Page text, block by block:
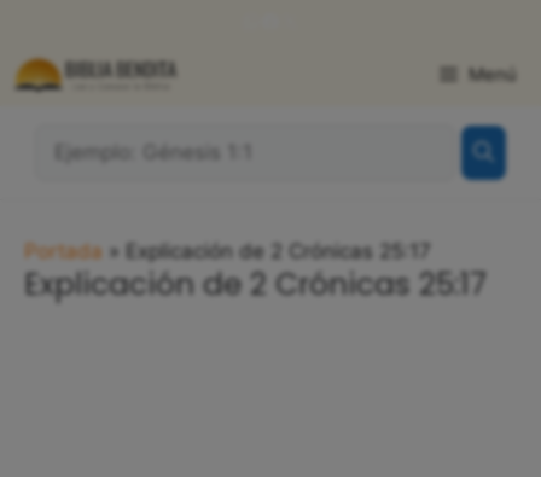
contenido
Menú
Portada » Explicación de 2 Crónicas 25:17
Explicación de 2 Crónicas 25:17